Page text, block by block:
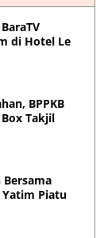
di Hotel Le
BPPKB
Takjil
Bersama
Piatu